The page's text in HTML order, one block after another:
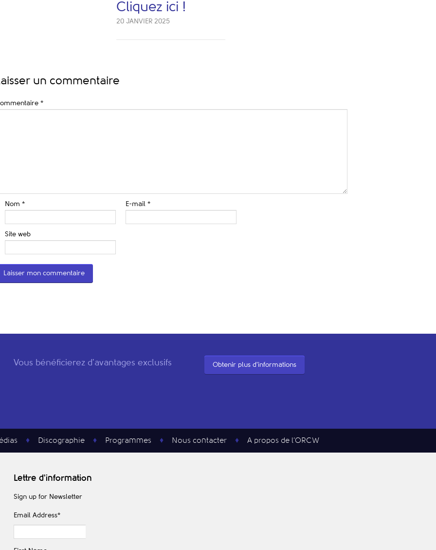
Cliquez ici !
20 JANVIER 2025
un commentaire
*
Nom * E-mail *
Site web
Vous bénéficierez d'avantages exclusifs Obtenir plus d'informations
Discographie Programmes Nous contacter A propos de l’ORCW
Lettre d'information
Sign up for Newsletter
Email Address*